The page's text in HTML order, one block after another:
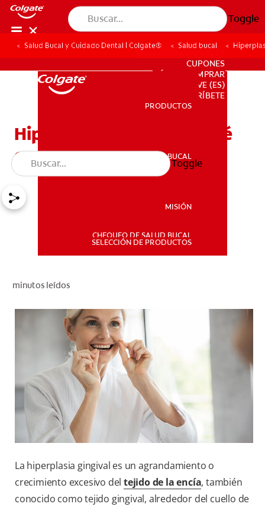
Toggle
PRODUCTOS
SALUD BUCAL
PARA PROFESIONALES
CUPONES
DÓNDE COMPRAR
VE (ES)
SUSCRÍBETE
PRODUCTOS
SALUD BUCAL
MISIÓN
CHEQUEO DE SALUD BUCAL
SELECCIÓN DE PRODUCTOS
Toggle
Salud Bucal y Cuidado Dental | Colgate® Salud bucal
Hiperplasia gingival: ¿Qué
es y cómo se trata?
minutos leídos
La hiperplasia gingival es un agrandamiento o
crecimiento excesivo deltejido de la encía, también
conocido como tejido gingival, alrededor del cuello de